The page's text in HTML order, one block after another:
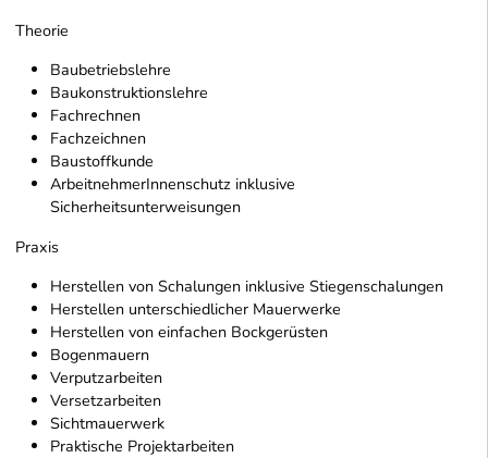
Theorie
Baubetriebslehre
Baukonstruktionslehre
Fachrechnen
Fachzeichnen
Baustoffkunde
ArbeitnehmerInnenschutz inklusive
Sicherheitsunterweisungen
Praxis
Herstellen von Schalungen inklusive Stiegenschalungen
Herstellen unterschiedlicher Mauerwerke
Herstellen von einfachen Bockgerüsten
Bogenmauern
Verputzarbeiten
Versetzarbeiten
Sichtmauerwerk
Praktische Projektarbeiten